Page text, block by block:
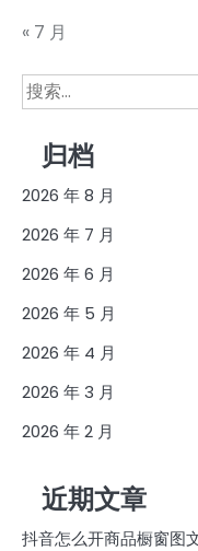
« 7 月
搜
索：
归档
2026 年 8 月
2026 年 7 月
2026 年 6 月
2026 年 5 月
2026 年 4 月
2026 年 3 月
2026 年 2 月
近期文章
抖音怎么开商品橱窗图